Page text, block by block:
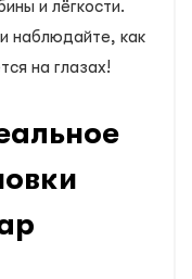
и лёгкости.
наблюдайте, как
на глазах!